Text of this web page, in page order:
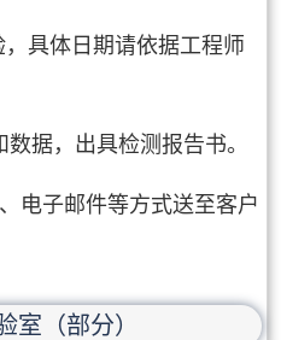
具体日期请依据工程师
据，出具检测报告书。
电子邮件等方式送至客户
室（部分）